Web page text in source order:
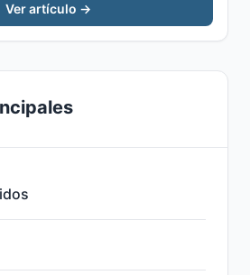
Ver artículo →